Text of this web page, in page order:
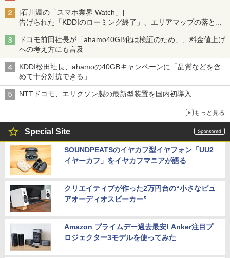
[石川温の「スマホ業界 Watch」]
告げられた「KDDIのローミング終了」、エリアマップの落とし
穴と楽天モバイルの課題
ドコモ前田社長が「ahamo40GB化は検証のため」、料金値上げ
への考え方にも言及
KDDI松田社長、ahamoの40GBキャンペーンに「品質などを含
めて十分対抗できる」
NTTドコモ、エリクソン製の最新型装置を国内初導入
もっと見る
Special Site
SOUNDPEATSのイヤカフ型イヤフォン「UU2
イヤーカフ」をイヤカフマニアが語る
クリエイティブが作った2万円台の“小さなピュ
アオーディオスピーカー”
Amazon プライムデー過去最安! Anker注目プ
ロジェクター3モデルを使ってみた